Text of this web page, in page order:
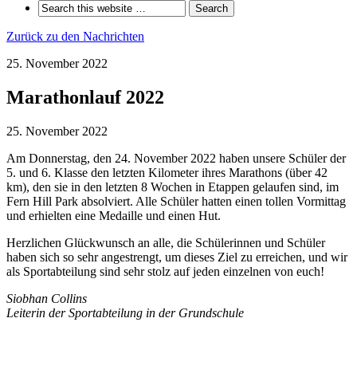
Zurück zu den Nachrichten
25. November 2022
Marathonlauf 2022
25. November 2022
Am Donnerstag, den 24. November 2022 haben unsere Schüler der
5. und 6. Klasse den letzten Kilometer ihres Marathons (über 42
km), den sie in den letzten 8 Wochen in Etappen gelaufen sind, im
Fern Hill Park absolviert. Alle Schüler hatten einen tollen Vormittag
und erhielten eine Medaille und einen Hut.
Herzlichen Glückwunsch an alle, die Schülerinnen und Schüler
haben sich so sehr angestrengt, um dieses Ziel zu erreichen, und wir
als Sportabteilung sind sehr stolz auf jeden einzelnen von euch!
Siobhan Collins
Leiterin der Sportabteilung in der Grundschule